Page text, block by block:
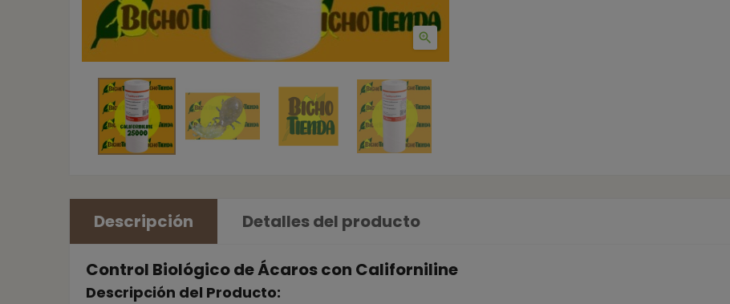

Descripción Detalles del producto
Control Biológico de Ácaros con Californiline
Descripción del Producto: